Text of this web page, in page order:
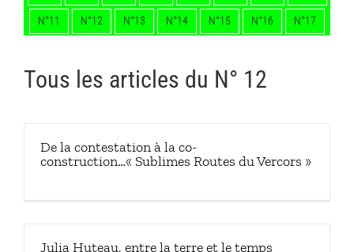
N°11 N°12 N°13 N°14 N°15 N°16 N°17
Tous les articles du N° 12
De la contestation à la co-
construction…« Sublimes Routes du Vercors »
Julia Huteau, entre la terre et le temps